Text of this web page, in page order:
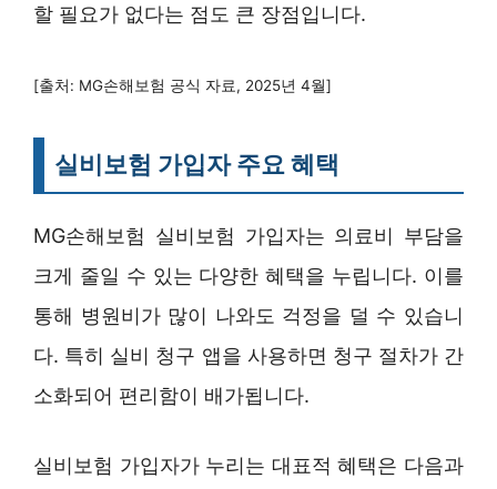
할 필요가 없다는 점도 큰 장점입니다.
[출처: MG손해보험 공식 자료, 2025년 4월]
실비보험 가입자 주요 혜택
MG손해보험 실비보험 가입자는 의료비 부담을
크게 줄일 수 있는 다양한 혜택을 누립니다. 이를
통해 병원비가 많이 나와도 걱정을 덜 수 있습니
다. 특히 실비 청구 앱을 사용하면 청구 절차가 간
소화되어 편리함이 배가됩니다.
실비보험 가입자가 누리는 대표적 혜택은 다음과